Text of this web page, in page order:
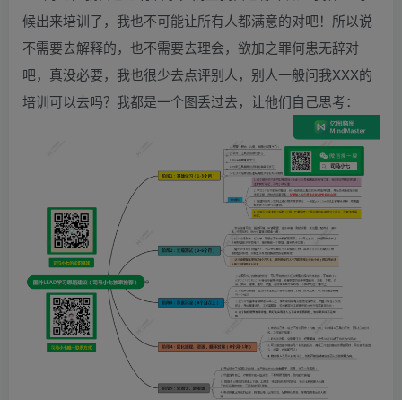
候出来培训了，我也不可能让所有人都满意的对吧！所以说
不需要去解释的，也不需要去理会，欲加之罪何患无辞对
吧，真没必要，我也很少去点评别人，别人一般问我XXX的
培训可以去吗？我都是一个图丢过去，让他们自己思考：